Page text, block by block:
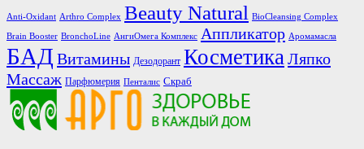
Anti-Oxidant Arthro Complex Beauty Natural BioCleansing Complex
Brain Booster BronchoLine АнгиОмега Комплекс Аппликатор Аромамасла
БАД Витамины Дезодорант Косметика Ляпко
Массаж Парфюмерия Пенталис Скраб